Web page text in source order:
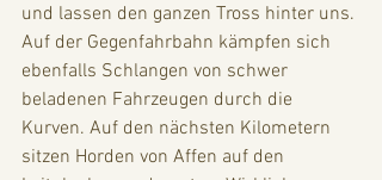
und lassen den ganzen Tross hinter uns.
Auf der Gegenfahrbahn kämpfen sich
ebenfalls Schlangen von schwer
beladenen Fahrzeugen durch die
Kurven. Auf den nächsten Kilometern
sitzen Horden von Affen auf den